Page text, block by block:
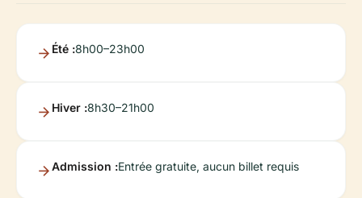
Été :8h00–23h00
Hiver :8h30–21h00
Admission :Entrée gratuite, aucun billet requis